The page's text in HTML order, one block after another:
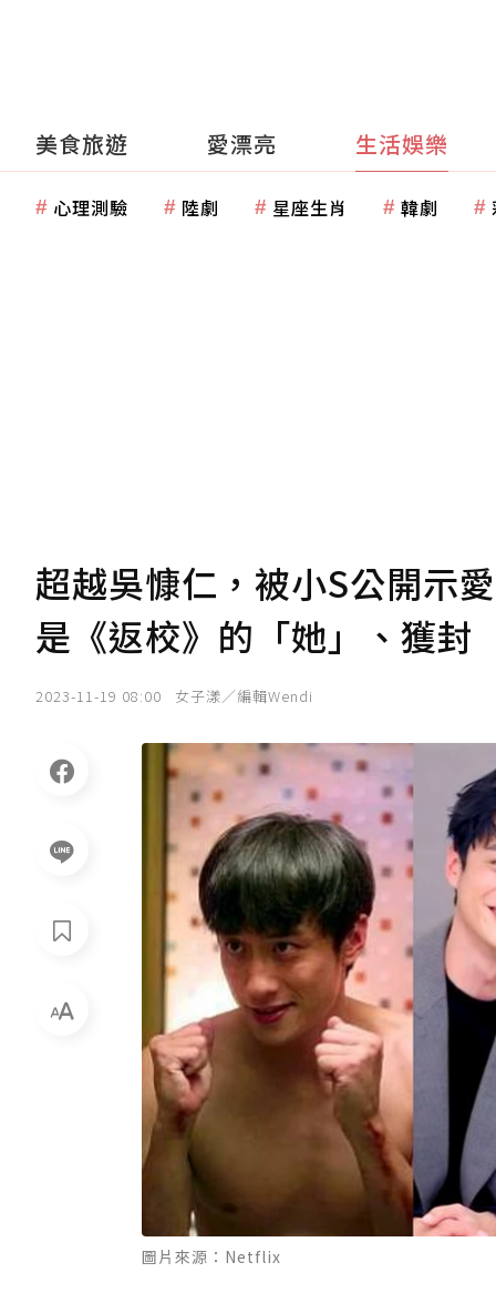
美食旅遊 愛漂亮 生活娛樂
心理測驗 陸劇 星座生肖 韓劇
超越吳慷仁，被小S公開示
是《返校》的「她」、獲封
2023-11-19 08:00 女子漾／編輯Wendi
圖片來源：Netflix